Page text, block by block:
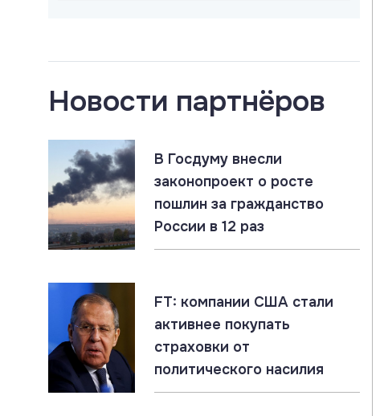
польских наёмников в ВСУ
06.08.2026 #ДНР #СВО #Сводка
06.08.2026 #«Циркон» #Гиперзвук #ПВО
«Цирконы» бьют по наземным целям. Россия
накапливает уникальный опыт
06.08.2026 #ЛНР #СВО #Сводка
ЛНР: главное за 6 августа
06.08.2026 #Гиперзвук #Киев #Ракеты
Новости партнёров
В Госдуму внесли
законопроект о росте
пошлин за гражданство
России в 12 раз
FT: компании США стали
активнее покупать
страховки от
политического насилия